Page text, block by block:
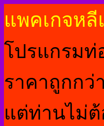
แพคเกจหลี
โปรแกรมท่
ราคาถูกกว่
แต่ท่านไม่